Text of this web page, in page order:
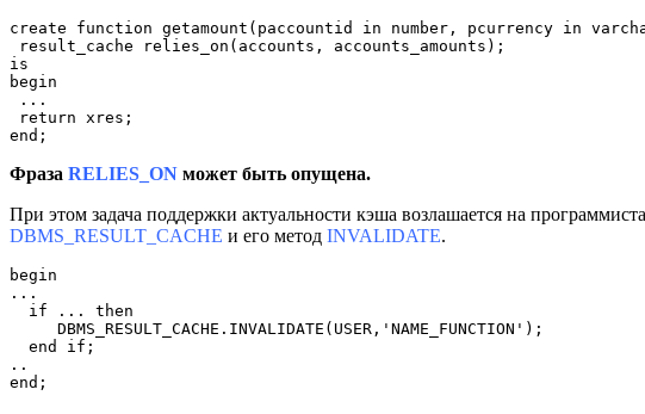
create function getamount(paccountid in number, pcurrency in
result_cache relies_on(accounts, accounts_amounts);
is
begin
...
return xres;
end;
Фраза RELIES_ON может быть опущена.
При этом задача поддержки актуальности кэша возлашается на
DBMS_RESULT_CACHE и его метод INVALIDATE.
begin
...
  if ... then
     DBMS_RESULT_CACHE.INVALIDATE(USER,'NAME_FUNCTION');
  end if;
..
end;